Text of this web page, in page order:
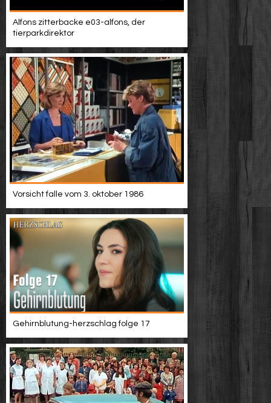
Alfons zitterbacke e03-alfons, der
tierparkdirektor
Vorsicht falle vom 3. oktober 1986
Gehirnblutung-herzschlag folge 17